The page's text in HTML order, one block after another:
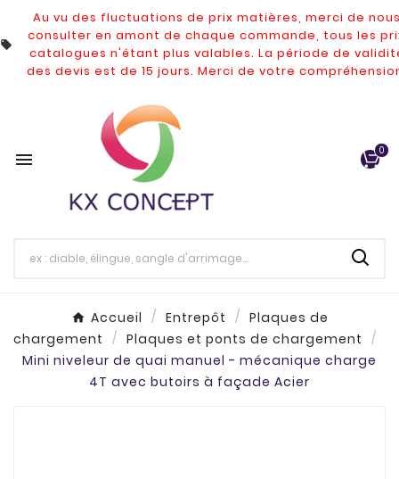

Au vu des fluctuations de prix matières, merci de
consulter en amont de chaque commande, tous les
catalogues n'étant plus valables. La période de
des devis est de 15 jours. Merci de votre
 0
Accueil Entrepôt
Plaques de
chargement
Plaques et ponts de chargement
Mini niveleur de quai manuel - mécanique charge
4T avec butoirs à façade Acier